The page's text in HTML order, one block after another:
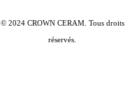
© 2024 CROWN CERAM. Tous droits
réservés.